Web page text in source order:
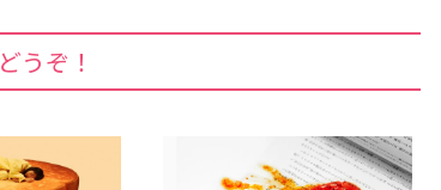
うぞ！